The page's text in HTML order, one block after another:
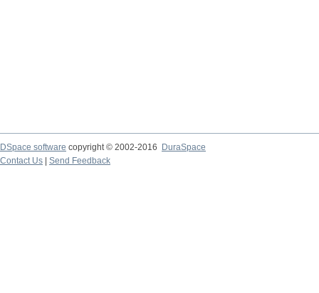
DSpace software copyright © 2002-2016
DuraSpace
Contact Us
Send Feedback